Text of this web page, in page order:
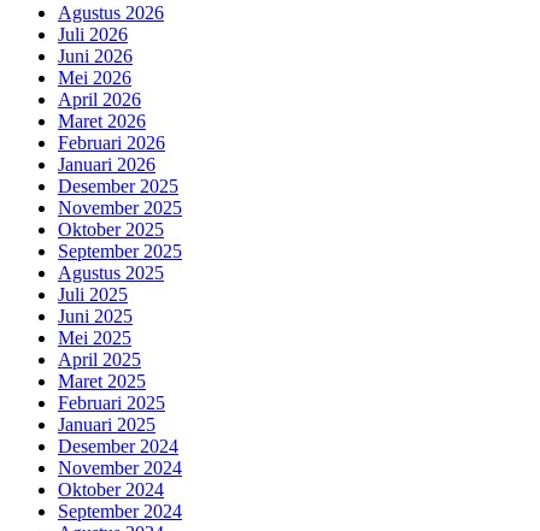
Agustus 2026
Juli 2026
Juni 2026
Mei 2026
April 2026
Maret 2026
Februari 2026
Januari 2026
Desember 2025
November 2025
Oktober 2025
September 2025
Agustus 2025
Juli 2025
Juni 2025
Mei 2025
April 2025
Maret 2025
Februari 2025
Januari 2025
Desember 2024
November 2024
Oktober 2024
September 2024